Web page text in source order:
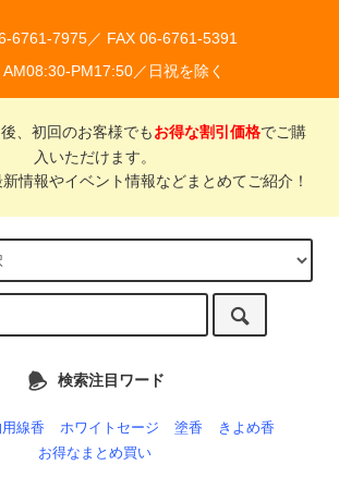
6761-7975／ FAX 06-6761-5391
AM08:30-PM17:50／日祝を除く
、初回のお客様でもお得な割引価格でご購
入いただけます。
情報やイベント情報などまとめてご紹介！
検索注目ワード
用線香 ホワイトセージ 塗香
きよめ香
お得なまとめ買い